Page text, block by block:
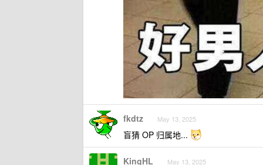
fkdtz May 13, 2025
盲猜 OP 归属地...
KingHL May 13, 2025